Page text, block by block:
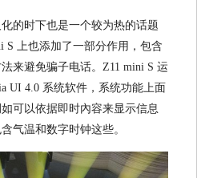
的时下也是一个较为热的话题
S 上也添加了一部分作用，包含
来避免骗子电话。Z11 mini S 运
UI 4.0 系统软件，系统功能上面
可以依据即时內容来显示信息
气温和数字时钟这些。